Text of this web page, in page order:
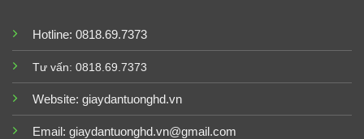
Hotline: 0818.69.7373
Tư vấn: 0818.69.7373
Website: giaydantuonghd.vn
Email: giaydantuonghd.vn@gmail.com